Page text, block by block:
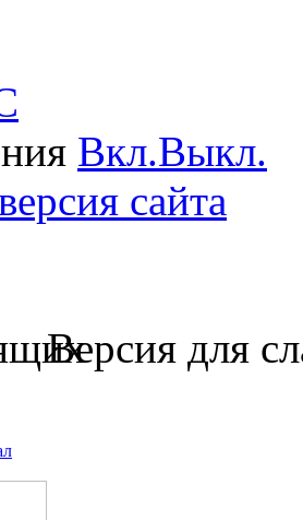
Вкл.Выкл.
сайта
Версия для